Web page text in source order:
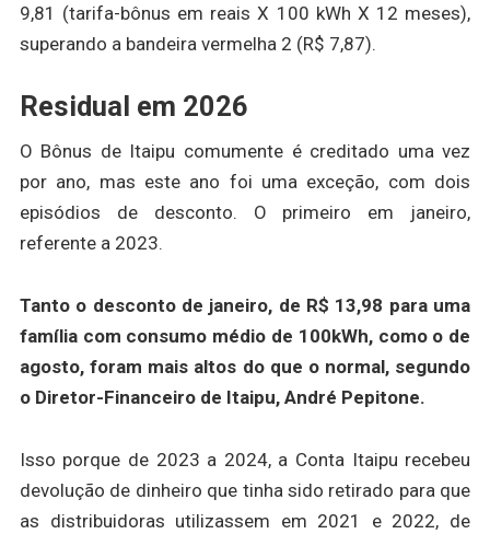
9,81 (tarifa-bônus em reais X 100 kWh X 12 meses),
superando a bandeira vermelha 2 (R$ 7,87).
Residual em 2026
O Bônus de Itaipu comumente é creditado uma vez
por ano, mas este ano foi uma exceção, com dois
episódios de desconto. O primeiro em janeiro,
referente a 2023.
Tanto o desconto de janeiro, de R$ 13,98 para uma
família com consumo médio de 100kWh, como o de
agosto, foram mais altos do que o normal, segundo
o Diretor-Financeiro de Itaipu, André Pepitone.
Isso porque de 2023 a 2024, a Conta Itaipu recebeu
devolução de dinheiro que tinha sido retirado para que
as distribuidoras utilizassem em 2021 e 2022, de